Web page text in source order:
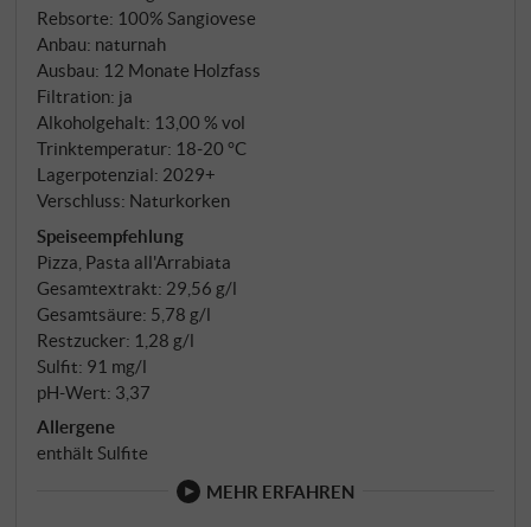
fruchtige Aromen von Waldbeeren und
Beerenstrauch, ergänzt von angenehmen
Gewürznoten. Am Gaumen rund und geschmeidig
mit gut strukturierten Tanninen und einem delikaten
Finale aus roten Früchten und Vanille. Ein klassischer
Chianti aus den Colli Senesi wie gemacht für den
täglichen Genuss zu Fleischgerichten.
SUPERIORE.DE
Rebsorte: 100% Sangiovese
Anbau: naturnah
Ausbau: 12 Monate Holzfass
Filtration: ja
Alkoholgehalt: 13,00 % vol
Trinktemperatur: 18‑20 °C
Lagerpotenzial: 2029+
Verschluss: Naturkorken
Speiseempfehlung
Pizza, Pasta all'Arrabiata
Gesamtextrakt: 29,56 g/l
Gesamtsäure: 5,78 g/l
Restzucker: 1,28 g/l
Sulfit: 91 mg/l
pH-Wert: 3,37
Allergene
enthält Sulfite
MEHR ERFAHREN